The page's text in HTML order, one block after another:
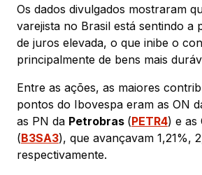
Os dados divulgados mostraram
varejista no Brasil está sentindo a
de juros elevada, o que inibe o
principalmente de bens mais
Entre as ações, as maiores
pontos do Ibovespa eram as ON
as PN da Petrobras (PETR4) e as
(B3SA3), que avançavam 1,21%,
respectivamente.